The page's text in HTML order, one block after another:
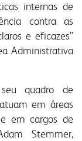
inicial
internas de
contra as
e eficazes”
Administrativa
quadro de
em áreas
e em cargos de
Stemmer,